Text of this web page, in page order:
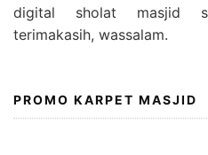
digital sholat masjid
terimakasih, wassalam.
PROMO KARPET MASJID